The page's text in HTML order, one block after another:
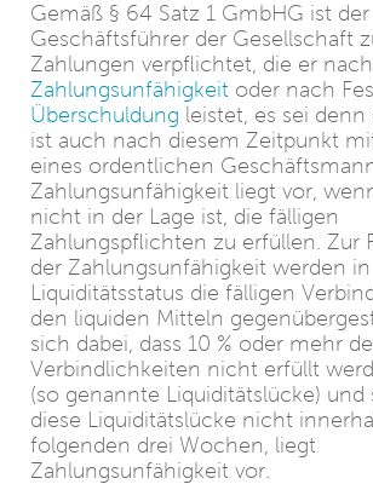
Gemäß § 64 Satz 1 GmbHG ist der
Geschäftsführer der Gesellschaft
Zahlungen verpflichtet, die er
Zahlungsunfähigkeit oder nach
Überschuldung leistet, es sei denn
ist auch nach diesem Zeitpunkt
eines ordentlichen
Zahlungsunfähigkeit liegt vor,
nicht in der Lage ist, die fälligen
Zahlungspflichten zu erfüllen. Zur
der Zahlungsunfähigkeit werden
Liquiditätsstatus die fälligen
den liquiden Mitteln
sich dabei, dass 10 % oder mehr
Verbindlichkeiten nicht erfüllt
(so genannte Liquiditätslücke) und
diese Liquiditätslücke nicht
folgenden drei Wochen, liegt
Zahlungsunfähigkeit vor.